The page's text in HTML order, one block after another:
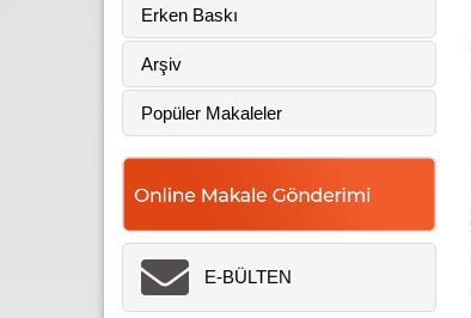
Erken Baskı
Arşiv
Popüler Makaleler
E-BÜLTEN